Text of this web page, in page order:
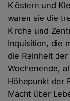
Klöstern und
waren sie die
Kirche und
Inquisition, die
die Reinheit
Wochenende,
Höhepunkt der
Macht über